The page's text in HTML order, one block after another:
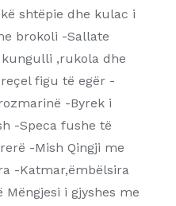
shtëpie dhe kulac i
brokoli -Sallate
,rukola dhe
figu të egër -
-Byrek i
-Speca fushe të
-Mish Qingji me
-Katmar,ëmbëlsira
i gjyshes me